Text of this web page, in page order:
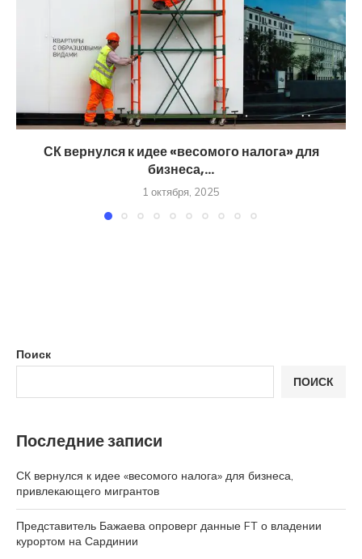
СК вернулся к идее «весомого налога» для
бизнеса,...
1 октября, 2025
Поиск
ПОИСК
Последние записи
СК вернулся к идее «весомого налога» для бизнеса,
привлекающего мигрантов
Представитель Бажаева опроверг данные FT о владении
курортом на Сардинии